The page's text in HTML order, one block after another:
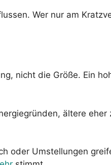
Wer nur am
nicht die Größe. Ein
ältere eher
oder Umstellungen